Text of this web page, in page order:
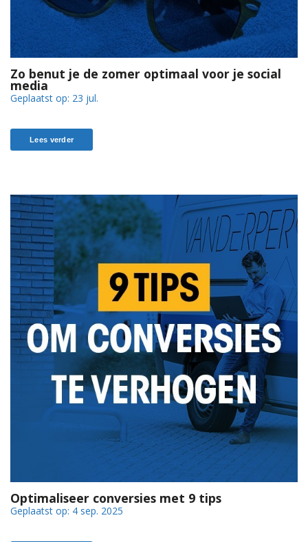
Zo benut je de zomer optimaal voor je social
media
Geplaatst op: 23 jul.
Lees verder
Optimaliseer conversies met 9 tips
Geplaatst op: 4 sep. 2025